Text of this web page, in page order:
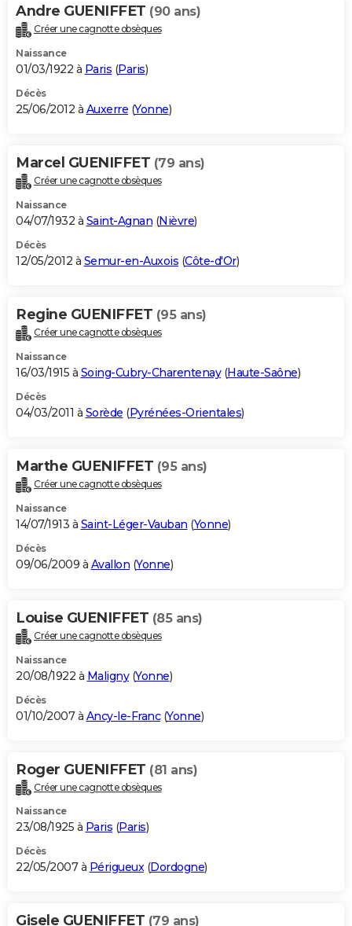
Andre GUENIFFET (90 ans)
Créer une cagnotte obsèques
Naissance
01/03/1922 à Paris (Paris)
Décès
25/06/2012 à Auxerre (Yonne)
Marcel GUENIFFET (79 ans)
Créer une cagnotte obsèques
Naissance
04/07/1932 à Saint-Agnan (Nièvre)
Décès
12/05/2012 à Semur-en-Auxois (Côte-d'Or)
Regine GUENIFFET (95 ans)
Créer une cagnotte obsèques
Naissance
16/03/1915 à Soing-Cubry-Charentenay(Haute-Saône)
Décès
04/03/2011 à Sorède (Pyrénées-Orientales)
Marthe GUENIFFET (95 ans)
Créer une cagnotte obsèques
Naissance
14/07/1913 à Saint-Léger-Vauban (Yonne)
Décès
09/06/2009 à Avallon (Yonne)
Louise GUENIFFET (85 ans)
Créer une cagnotte obsèques
Naissance
20/08/1922 à Maligny(Yonne)
Décès
01/10/2007 à Ancy-le-Franc(Yonne)
Roger GUENIFFET (81 ans)
Créer une cagnotte obsèques
Naissance
23/08/1925 à Paris (Paris)
Décès
22/05/2007 à Périgueux(Dordogne)
Gisele GUENIFFET (79 ans)